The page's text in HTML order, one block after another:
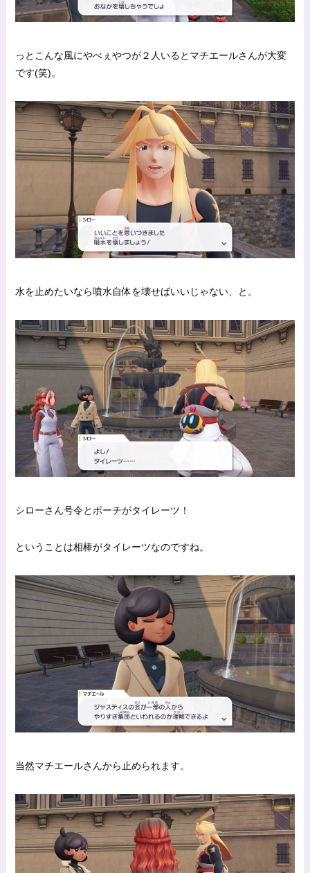
っとこんな風にやべぇやつが２人いるとマチエールさんが大変
です(笑)。
水を止めたいなら噴水自体を壊せばいいじゃない、と。
シローさん号令とポーチがタイレーツ！
ということは相棒がタイレーツなのですね。
当然マチエールさんから止められます。